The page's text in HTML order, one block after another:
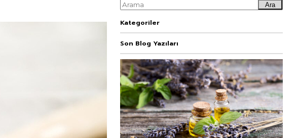
Ara
Kategoriler
Son Blog Yazıları